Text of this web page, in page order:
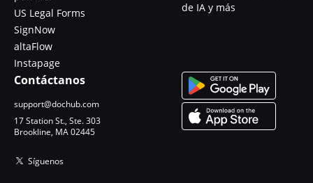
US Legal Forms
SignNow
altaFlow
Instapage
de IA y más
Contáctanos
support@dochub.com
17 Station St., Ste. 303
Brookline, MA 02445
Síguenos